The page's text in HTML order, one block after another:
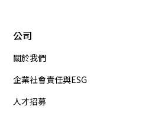
公司
關於我們
企業社會責任與ESG
人才招募